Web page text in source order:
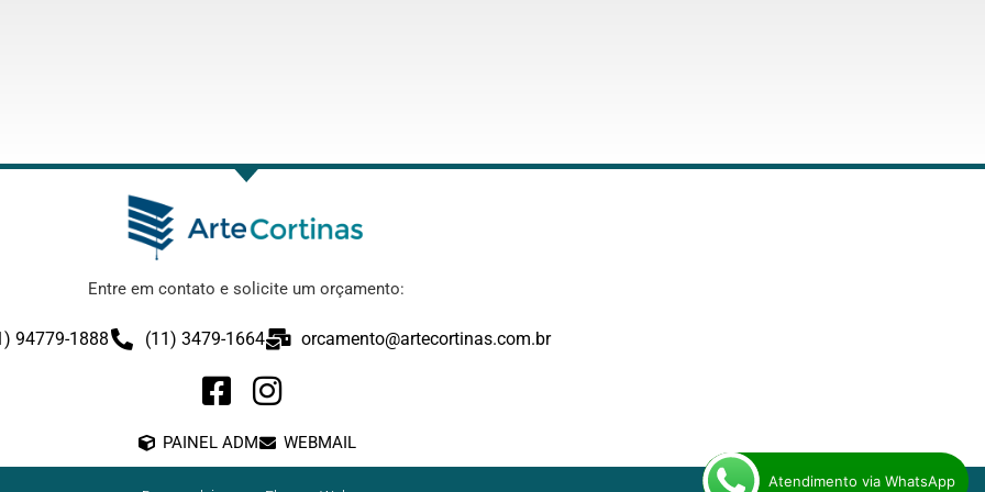
Entre em contato e solicite um orçamento:
94779-1888 (11) 3479-1664 orcamento@artecortinas.com.br
PAINEL ADM WEBMAIL
Atendimento via WhatsApp